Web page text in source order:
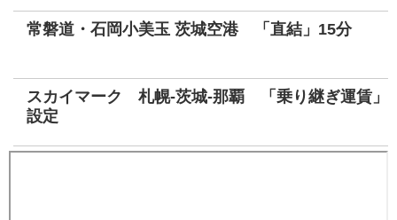
常磐道・石岡小美玉 茨城空港 「直結」15分
スカイマーク 札幌-茨城-那覇 「乗り継ぎ運賃」
設定